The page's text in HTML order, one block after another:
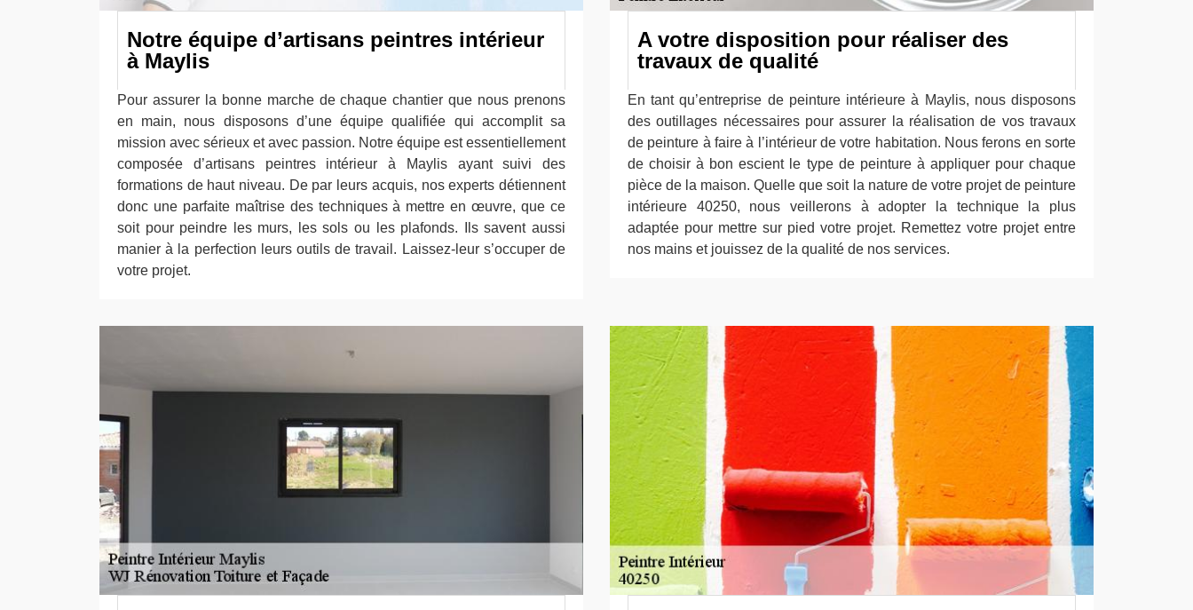
Notre équipe d’artisans peintres intérieur
à Maylis
Pour assurer la bonne marche de chaque chantier que nous prenons
en main, nous disposons d’une équipe qualifiée qui accomplit sa
mission avec sérieux et avec passion. Notre équipe est essentiellement
composée d’artisans peintres intérieur à Maylis ayant suivi des
formations de haut niveau. De par leurs acquis, nos experts détiennent
donc une parfaite maîtrise des techniques à mettre en œuvre, que ce
soit pour peindre les murs, les sols ou les plafonds. Ils savent aussi
manier à la perfection leurs outils de travail. Laissez-leur s’occuper de
votre projet.
A votre disposition pour réaliser des
travaux de qualité
En tant qu’entreprise de peinture intérieure à Maylis, nous disposons
des outillages nécessaires pour assurer la réalisation de vos travaux
de peinture à faire à l’intérieur de votre habitation. Nous ferons en sorte
de choisir à bon escient le type de peinture à appliquer pour chaque
pièce de la maison. Quelle que soit la nature de votre projet de peinture
intérieure 40250, nous veillerons à adopter la technique la plus
adaptée pour mettre sur pied votre projet. Remettez votre projet entre
nos mains et jouissez de la qualité de nos services.